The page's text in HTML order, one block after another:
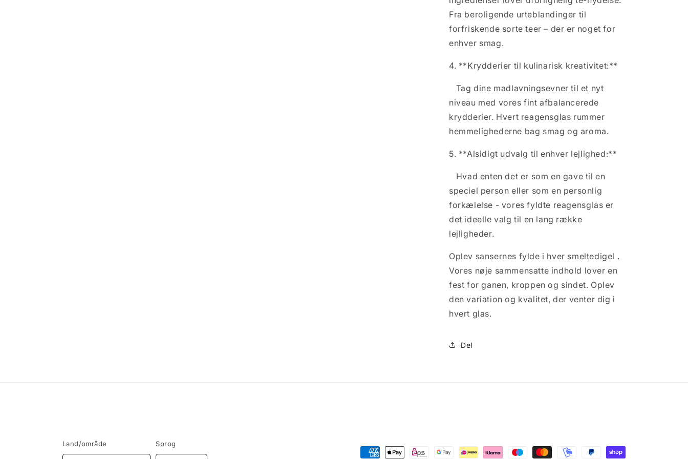
Fra beroligende urteblandinger til
forfriskende sorte teer – der er noget for
enhver smag.
4. **Krydderier til kulinarisk kreativitet:**
Tag dine madlavningsevner til et nyt
niveau med vores fint afbalancerede
krydderier. Hvert reagensglas rummer
hemmelighederne bag smag og aroma.
5. **Alsidigt udvalg til enhver lejlighed:**
Hvad enten det er som en gave til en
speciel person eller som en personlig
forkælelse - vores fyldte reagensglas er
det ideelle valg til en lang række
lejligheder.
Oplev sansernes fylde i hver smeltedigel .
Vores nøje sammensatte indhold lover en
fest for ganen, kroppen og sindet. Oplev
den variation og kvalitet, der venter dig i
hvert glas.
Del
Land/område Sprog
Betalingsmetoder